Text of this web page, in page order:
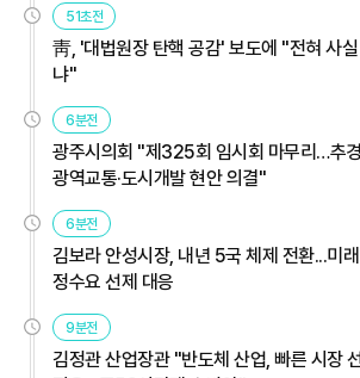
51초전
靑, '대법원장 탄핵 공감' 보도에 "전혀 사
냐"
6분전
광주시의회 "제325회 임시회 마무리…추
광역교통·도시개발 현안 의결"
6분전
김보라 안성시장, 내년 5국 체제 전환...미
정수요 선제 대응
9분전
김정관 산업장관 "반도체 산업, 빠른 시장